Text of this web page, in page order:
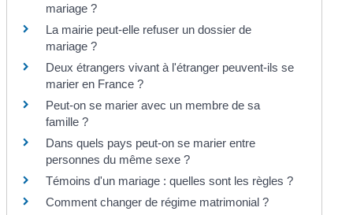
mariage ?
La mairie peut-elle refuser un dossier de
mariage ?
Deux étrangers vivant à l'étranger peuvent-ils se
marier en France ?
Peut-on se marier avec un membre de sa
famille ?
Dans quels pays peut-on se marier entre
personnes du même sexe ?
Témoins d'un mariage : quelles sont les règles ?
Comment changer de régime matrimonial ?